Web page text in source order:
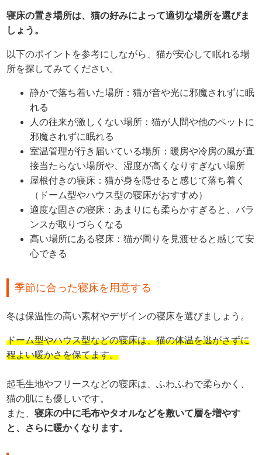
寝床の置き場所は、猫の好みによって適切な場所を選びま
しょう。
以下のポイントを参考にしながら、猫が安心して眠れる場
所を探してみてください。
静かで落ち着いた場所：猫が音や光に邪魔されずに眠
れる
人の往来が激しくない場所：猫が人間や他のペットに
邪魔されずに眠れる
室温管理が行き届いている場所：暖房や冷房の風が直
接当たらない場所や、湿度が高くなりすぎない場所
屋根付きの寝床：猫が身を隠せると感じて落ち着く
（ドーム型やハウス型の寝床がおすすめ）
適度な固さの寝床：あまりにも柔らかすぎると、バラ
ンスが取りづらくなる
高い場所にある寝床：猫が周りを見渡せると感じて安
心できる
季節に合った寝床を用意する
冬は保温性の高い素材やデザインの寝床を選びましょう。
ドーム型やハウス型などの寝床は、猫の体温を逃がさずに
程よい暖かさを保てます。
起毛生地やフリースなどの寝床は、ふわふわで柔らかく、
猫の肌にも優しいです。
また、寝床の中に毛布やタオルなどを敷いて層を増やす
と、さらに暖かくなります。